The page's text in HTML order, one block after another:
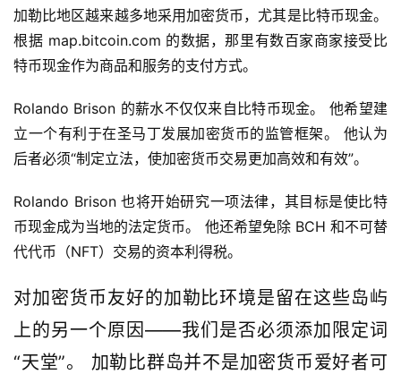
加勒比地区越来越多地采用加密货币，尤其是比特币现金。
根据 map.bitcoin.com 的数据，那里有数百家商家接受比
特币现金作为商品和服务的支付方式。
Rolando Brison 的薪水不仅仅来自比特币现金。 他希望建
立一个有利于在圣马丁发展加密货币的监管框架。 他认为
后者必须“制定立法，使加密货币交易更加高效和有效”。
Rolando Brison 也将开始研究一项法律，其目标是使比特
币现金成为当地的法定货币。 他还希望免除 BCH 和不可替
代代币（NFT）交易的资本利得税。
对加密货币友好的加勒比环境是留在这些岛屿
上的另一个原因——我们是否必须添加限定词
“天堂”。 加勒比群岛并不是加密货币爱好者可